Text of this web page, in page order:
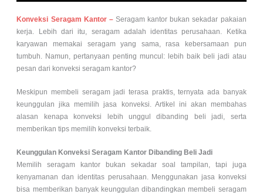
Konveksi Seragam Kantor – Seragam kantor bukan sekadar pakaian
kerja. Lebih dari itu, seragam adalah identitas perusahaan. Ketika
karyawan memakai seragam yang sama, rasa kebersamaan pun
tumbuh. Namun, pertanyaan penting muncul: lebih baik beli jadi atau
pesan dari konveksi seragam kantor?
Meskipun membeli seragam jadi terasa praktis, ternyata ada banyak
keunggulan jika memilih jasa konveksi. Artikel ini akan membahas
alasan kenapa konveksi lebih unggul dibanding beli jadi, serta
memberikan tips memilih konveksi terbaik.
Keunggulan Konveksi Seragam Kantor Dibanding Beli Jadi
Memilih seragam kantor bukan sekadar soal tampilan, tapi juga
kenyamanan dan identitas perusahaan. Menggunakan jasa konveksi
bisa memberikan banyak keunggulan dibandingkan membeli seragam